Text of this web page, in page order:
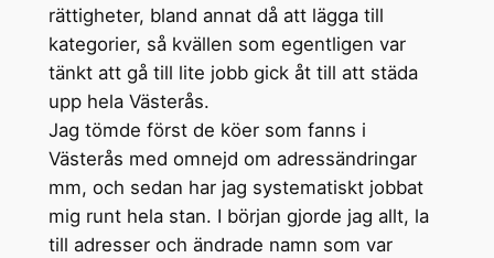
rättigheter, bland annat då att lägga till
kategorier, så kvällen som egentligen var
tänkt att gå till lite jobb gick åt till att städa
upp hela Västerås.
Jag tömde först de köer som fanns i
Västerås med omnejd om adressändringar
mm, och sedan har jag systematiskt jobbat
mig runt hela stan. I början gjorde jag allt, la
till adresser och ändrade namn som var